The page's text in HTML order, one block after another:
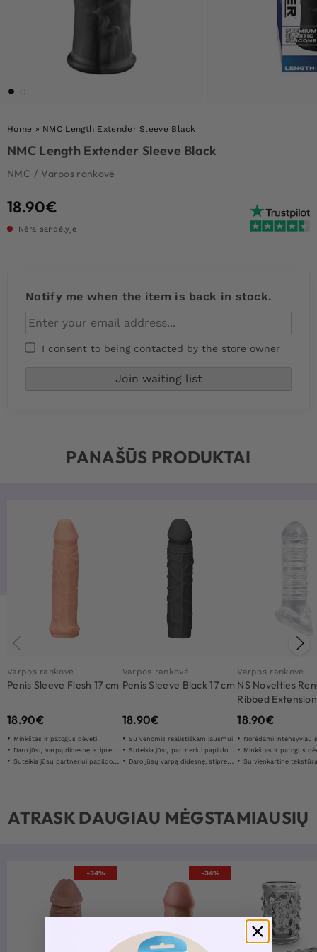
Home » NMC Length Extender Sleeve Black
NMC Length Extender Sleeve Black
NMC / Varpos rankovė
18.90€
Nėra sandėlyje
Notify me when the item is back in stock.
I consent to being contacted by the store owner
PANAŠŪS PRODUKTAI
Varpos rankovė
Penis Sleeve Flesh 17 cm
18.90€
Minkštas ir patogus dėvėti
Daro jūsų varpą didesnę, stipresnę ir galingesnę
Suteikia jūsų partneriui papildomą stimuliaciją
Varpos rankovė
Penis Sleeve Black 17 cm
18.90€
Su venomis realistiškam jausmui
Suteikia jūsų partneriui papildomą stimuliaciją
Daro jūsų varpą didesnę, stipresnę ir galingesnę
Varpos rankovė
NS Novelties
Ribbed
18.90€
Norėdami intensyviau
Minkštas ir patogus
Su vienkartine tekstūra, kad būtų
ATRASK DAUGIAU MĖGSTAMIAUSIŲ
-34% -34%